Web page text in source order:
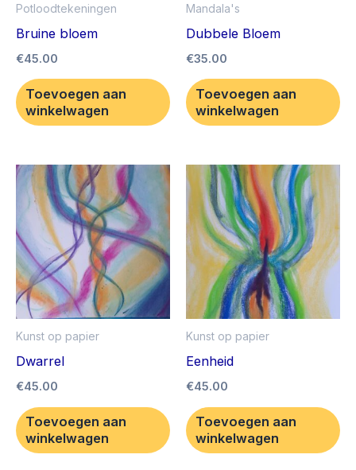
Potloodtekeningen
Bruine bloem
€45.00
Toevoegen aan
winkelwagen
Mandala's
Dubbele Bloem
€35.00
Toevoegen aan
winkelwagen
Kunst op papier
Dwarrel
€45.00
Toevoegen aan
winkelwagen
Kunst op papier
Eenheid
€45.00
Toevoegen aan
winkelwagen